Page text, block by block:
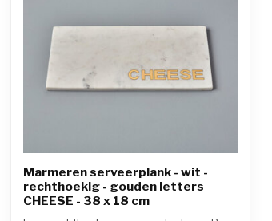
Marmeren serveerplank - wit -
rechthoekig - gouden letters
CHEESE - 38 x 18 cm